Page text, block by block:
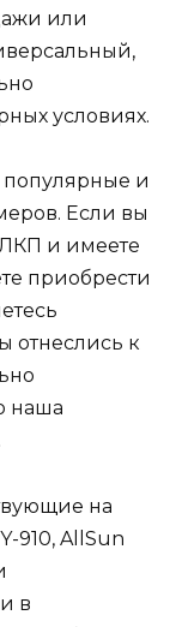
или
условиях.
популярные и
Если вы
ЛКП и имеете
приобрести
отнеслись к
наша
на
910, AllSun
в